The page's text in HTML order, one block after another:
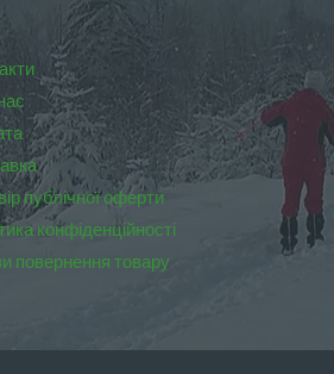
публічної оферти
конфіденційності
повернення товару